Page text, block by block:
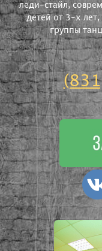
леди-стайл,
детей от 3-х лет,
группы